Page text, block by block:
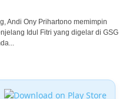
Andi Ony Prihartono memimpin
Idul Fitri yang digelar di GSG